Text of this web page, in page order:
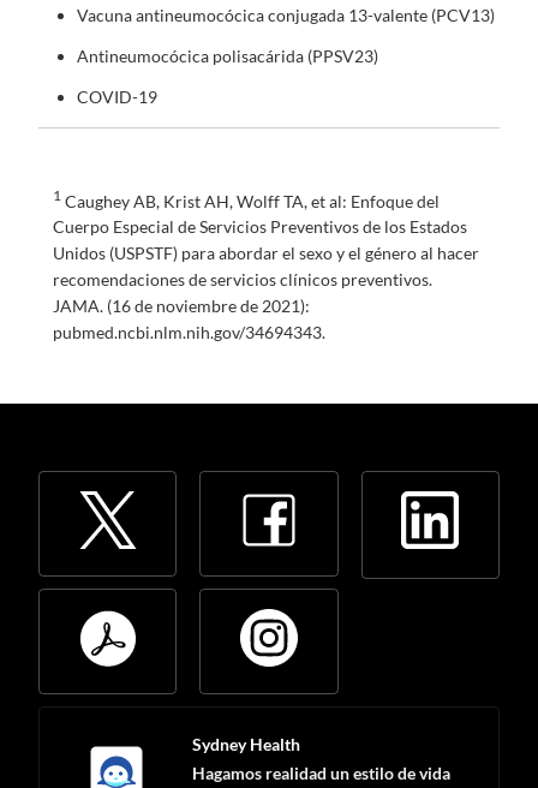
Vacuna antineumocócica conjugada 13-valente (PCV13)
Antineumocócica polisacárida (PPSV23)
COVID-19
1 Caughey AB, Krist AH, Wolff TA, et al: Enfoque del
Cuerpo Especial de Servicios Preventivos de los Estados
Unidos (USPSTF) para abordar el sexo y el género al hacer
recomendaciones de servicios clínicos preventivos.
JAMA. (16 de noviembre de 2021):
pubmed.ncbi.nlm.nih.gov/34694343.
Sydney Health
Hagamos realidad un estilo de vida